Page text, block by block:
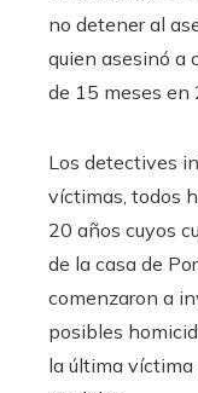
no detener al
quien asesinó a
de 15 meses
Los detectives
víctimas, todos
20 años cuyos
de la casa de
comenzaron a
posibles
la última víctima